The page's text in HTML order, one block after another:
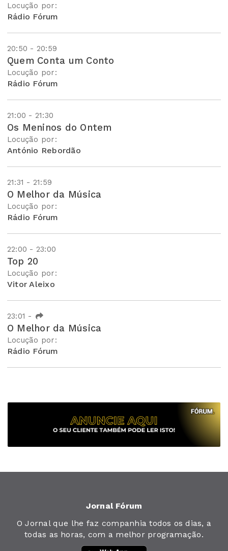
Locução por:
Rádio Fórum
20:50 - 20:59
Quem Conta um Conto
Locução por:
Rádio Fórum
21:00 - 21:30
Os Meninos do Ontem
Locução por:
António Rebordão
21:31 - 21:59
O Melhor da Música
Locução por:
Rádio Fórum
22:00 - 23:00
Top 20
Locução por:
Vitor Aleixo
23:01 -
O Melhor da Música
Locução por:
Rádio Fórum
Jornal Fórum
O Jornal que lhe faz companhia todos os dias, a
todas as horas, com a melhor programação.